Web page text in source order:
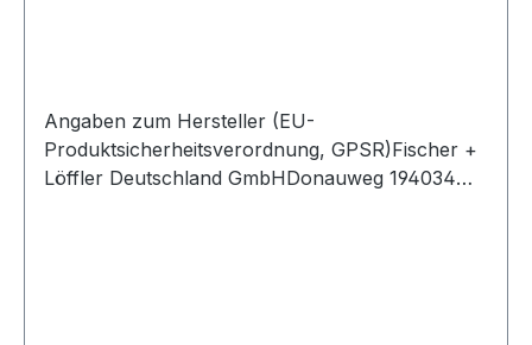
Angaben zum Hersteller (EU-
Produktsicherheitsverordnung, GPSR)Fischer +
Löffler Deutschland GmbHDonauweg 194034